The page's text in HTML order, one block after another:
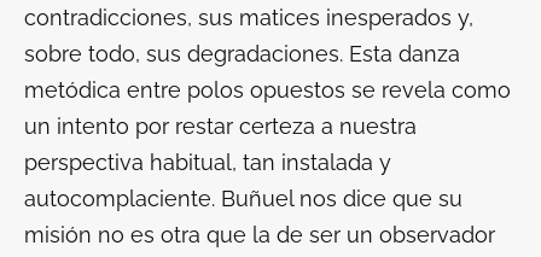
contradicciones, sus matices inesperados y,
sobre todo, sus degradaciones. Esta danza
metódica entre polos opuestos se revela como
un intento por restar certeza a nuestra
perspectiva habitual, tan instalada y
autocomplaciente. Buñuel nos dice que su
misión no es otra que la de ser un observador